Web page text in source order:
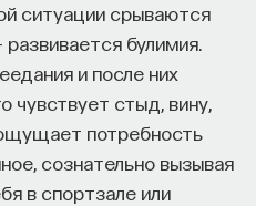
ситуации срываются
булимия.
и после них
чувствует стыд, вину,
потребность
сознательно вызывая
в спортзале или